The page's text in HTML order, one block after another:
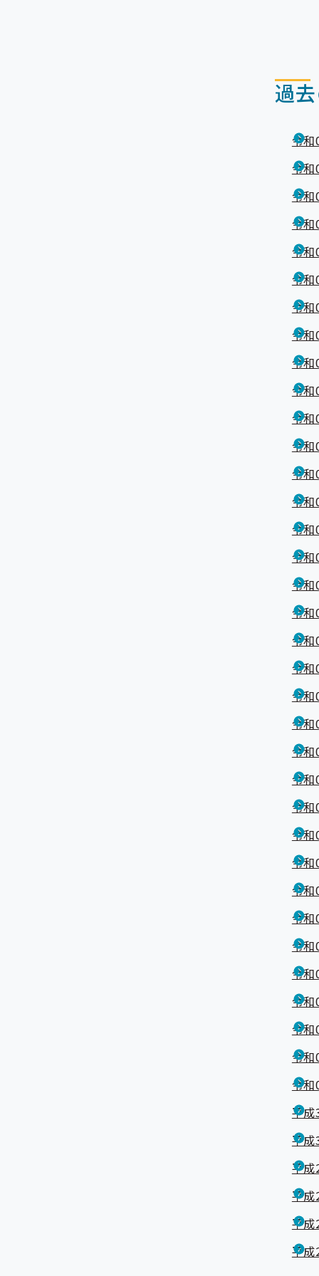
過
令和
令和
令和
令和
令和
令和
令和
令和
令和
令和
令和
令和
令和
令和
令和
令和
令和
令和
令和
令和
令和
令和
令和
令和
令和
令和
令和
令和
令和
令和
令和
令和
令和
令和
令和
平成
平成
平成
平成
平成
平成